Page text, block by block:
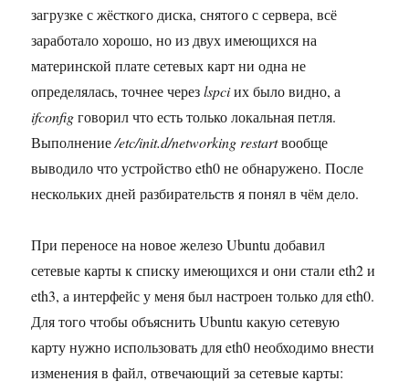
загрузке с жёсткого диска, снятого с сервера, всё
заработало хорошо, но из двух имеющихся на
материнской плате сетевых карт ни одна не
определялась, точнее черезlspciих было видно, а
ifconfigговорил что есть только локальная петля.
Выполнение/etc/init.d/networking restartвообще
выводило что устройство eth0 не обнаружено. После
нескольких дней разбирательств я понял в чём дело.
При переносе на новое железо Ubuntu добавил
сетевые карты к списку имеющихся и они стали eth2 и
eth3, а интерфейс у меня был настроен только для eth0.
Для того чтобы объяснить Ubuntu какую сетевую
карту нужно использовать для eth0 необходимо внести
изменения в файл, отвечающий за сетевые карты: